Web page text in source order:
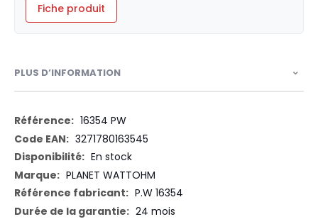
Fiche produit
PLUS D’INFORMATION
Plus
d’information
16354 PW
3271780163545
En stock
PLANET WATTOHM
P.W 16354
24 mois